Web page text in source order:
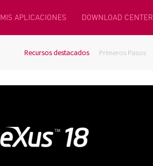
MIS APLICACIONES DOWNLOAD CENTER
Recursos destacados Primeros Pasos